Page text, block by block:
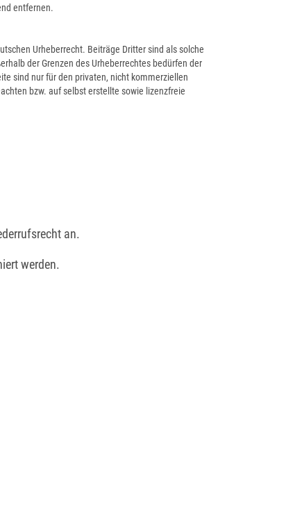
entfernen.
Urheberrecht. Beiträge Dritter sind als solche
der Grenzen des Urheberrechtes bedürfen der
sind nur für den privaten, nicht kommerziellen
bzw. auf selbst erstellte sowie lizenzfreie
an.
werden.